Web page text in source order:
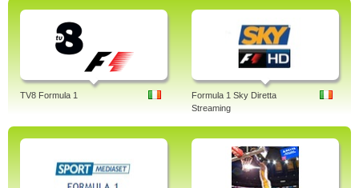
TV8 Formula 1
Formula 1 Sky Diretta
Streaming